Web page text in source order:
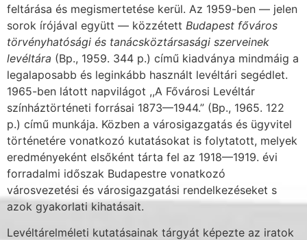
feltá­rása és megismertetése kerül. Az 1959-ben — jelen
sorok írójával együtt — közzétett Budapest főváros
törvényhatósági és tanácsköztársasági szerveinek
levéltára (Bp., 1959. 344 p.) című kiadványa mindmáig a
legalaposabb és leginkább használt levéltári segédlet.
1965-ben látott napvilágot ,,A Fővárosi Levéltár
színháztörténeti forrásai 1873—1944.” (Bp., 1965. 122
p.) című munkája. Közben a városigazgatás és ügyvitel
történetére vonat­kozó kutatásokat is folytatott, melyek
eredményeként elsőként tárta fel az 1918—1919. évi
forradalmi időszak Budapestre vonatkozó
városvezetési és városigazgatási rendelkezéseket s
azok gyakorlati kihatásait.
Levéltárelméleti kutatásainak tárgyát képezte az iratok